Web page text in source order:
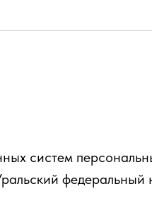
систем
федеральный